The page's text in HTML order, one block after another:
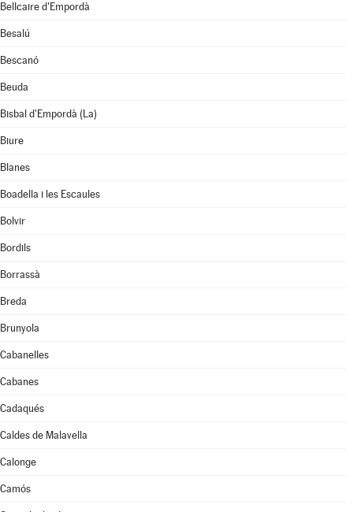
Bellcaire d'Empordà
Besalú
Bescanó
Beuda
Bisbal d'Empordà (La)
Biure
Blanes
Boadella i les Escaules
Bolvir
Bordils
Borrassà
Breda
Brunyola
Cabanelles
Cabanes
Cadaqués
Caldes de Malavella
Calonge
Camós